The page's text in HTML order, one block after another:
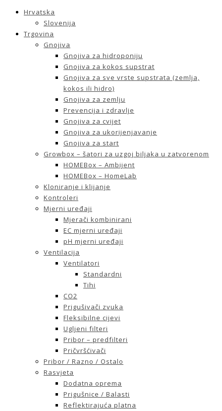
Hrvatska
Slovenija
Trgovina
Gnojiva
Gnojiva za hidroponiju
Gnojiva za kokos supstrat
Gnojiva za sve vrste supstrata (zemlja,
kokos ili hidro)
Gnojiva za zemlju
Prevencija i zdravlje
Gnojiva za cvijet
Gnojiva za ukorijenjavanje
Gnojiva za start
Growbox – šatori za uzgoj biljaka u zatvorenom
HOMEBox – Ambijent
HOMEBox – HomeLab
Kloniranje i klijanje
Kontroleri
Mjerni uređaji
Mjerači kombinirani
EC mjerni uređaji
pH mjerni uređaji
Ventilacija
Ventilatori
Standardni
Tihi
CO2
Prigušivači zvuka
Fleksibilne cijevi
Ugljeni filteri
Pribor – predfilteri
Pričvršćivači
Pribor / Razno / Ostalo
Rasvjeta
Dodatna oprema
Prigušnice / Balasti
Reflektirajuća platna